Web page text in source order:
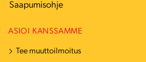
Saapumisohje
ASIOI KANSSAMME
Tee muuttoilmoitus